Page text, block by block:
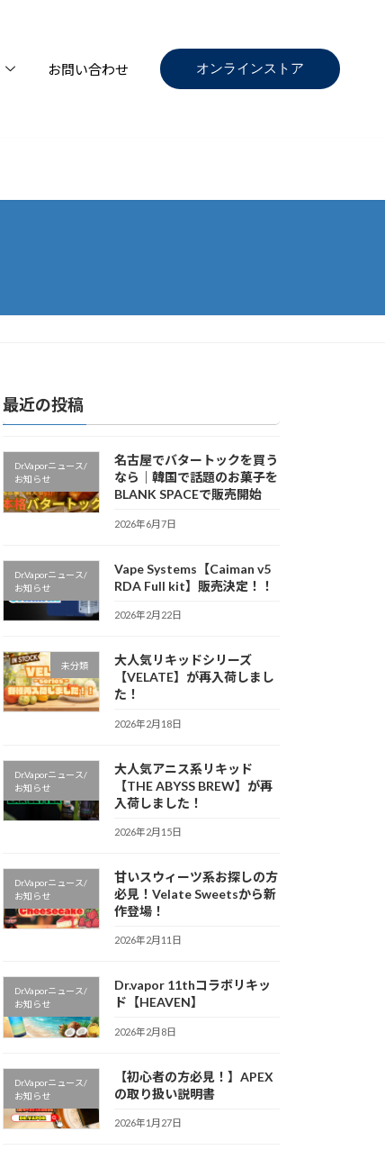
お問い合わせ オンラインストア
最近の投稿
Dr.Vaporニュース/
お知らせ
名古屋でバタートックを買う
なら｜韓国で話題のお菓子を
BLANK SPACEで販売開始
2026年6月7日
Dr.Vaporニュース/
お知らせ
Vape Systems【Caiman v5
RDA Full kit】販売決定！！
2026年2月22日
未分類
大人気リキッドシリーズ
【VELATE】が再入荷しまし
た！
2026年2月18日
Dr.Vaporニュース/
お知らせ
大人気アニス系リキッド
【THE ABYSS BREW】が再
入荷しました！
2026年2月15日
Dr.Vaporニュース/
お知らせ
甘いスウィーツ系お探しの方
必見！Velate Sweetsから新
作登場！
2026年2月11日
Dr.Vaporニュース/
お知らせ
Dr.vapor 11thコラボリキッ
ド【HEAVEN】
2026年2月8日
Dr.Vaporニュース/
お知らせ
【初心者の方必見！】APEX
の取り扱い説明書
2026年1月27日